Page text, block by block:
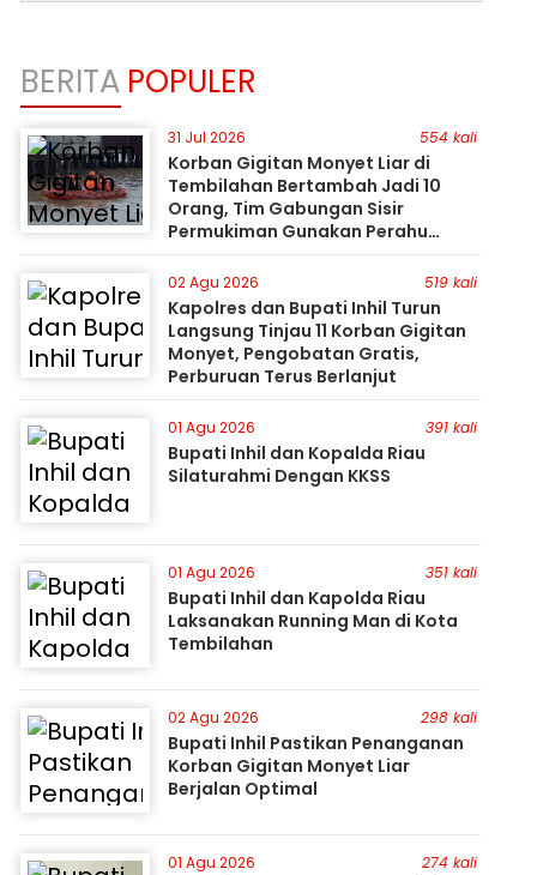
BERITA POPULER
31 Jul 2026 554 kali
Korban Gigitan Monyet Liar di
Tembilahan Bertambah Jadi 10
Orang, Tim Gabungan Sisir
Permukiman Gunakan Perahu
Karet
02 Agu 2026 519 kali
Kapolres dan Bupati Inhil Turun
Langsung Tinjau 11 Korban Gigitan
Monyet, Pengobatan Gratis,
Perburuan Terus Berlanjut
01 Agu 2026 391 kali
Bupati Inhil dan Kopalda Riau
Silaturahmi Dengan KKSS
01 Agu 2026 351 kali
Bupati Inhil dan Kapolda Riau
Laksanakan Running Man di Kota
Tembilahan
02 Agu 2026 298 kali
Bupati Inhil Pastikan Penanganan
Korban Gigitan Monyet Liar
Berjalan Optimal
01 Agu 2026 274 kali